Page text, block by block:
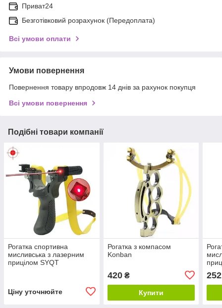
Приват24
Безготівковий розрахунок (Передоплата)
Всі умови оплати
Умови повернення
Повернення товару впродовж 14 днів за рахунок покупця
Всі умови повернення
Подібні товари компанії
Рогатка спортивна
мисливська з лазерним
прицілом SYQT
Ціну уточнюйте
Рогатка з компасом
Konban
420₴
Купити
252